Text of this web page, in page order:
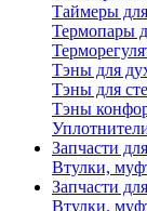
Таймеры
Термопары
Тэны для
Тэны для
Тэны
Запчасти
Втулки,
Запчасти
Втулки,